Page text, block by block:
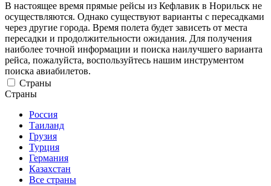
В настоящее время прямые рейсы из Кефлавик в Норильск не
осуществляются. Однако существуют варианты с пересадками
через другие города. Время полета будет зависеть от места
пересадки и продолжительности ожидания. Для получения
наиболее точной информации и поиска наилучшего варианта
рейса, пожалуйста, воспользуйтесь нашим инструментом
поиска авиабилетов.
Страны
Страны
Россия
Таиланд
Грузия
Турция
Германия
Казахстан
Все страны